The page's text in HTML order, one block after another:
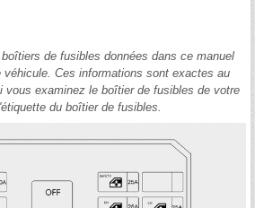
de fusibles données dans ce manuel
véhicule. Ces informations sont exactes au
vous examinez le boîtier de fusibles de votre
du boîtier de fusibles.